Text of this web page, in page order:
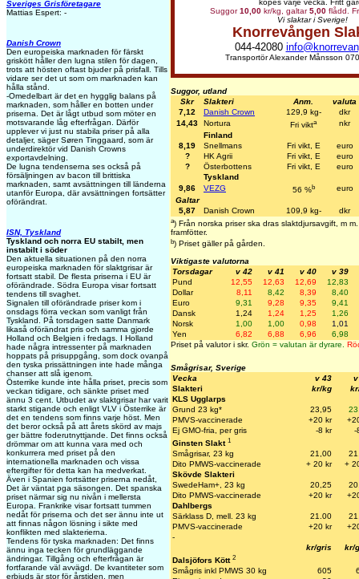
Sveriges Grisföretagare
Mattias Espert: -
Danish Crown
Den europeiska marknaden för färskt
griskött håller den lugna stilen för dagen,
trots att hösten oftast bjuder på prisfall. Tills
vidare ser det ut som om marknaden kan
hålla stånd.
-Omedelbart är det en hygglig balans på
marknaden, som håller en botten under
priserna. Det är lågt utbud som möter en
motsvarande låg efterfrågan. Därför
upplever vi just nu stabila priser på alla
detaljer, säger Søren Tinggaard, som är
underdirektör vid Danish Crowns
exportavdelning.
De lugna tendenserna ses också på
försäljningen av bacon till brittiska
marknaden, samt avsättningen till länderna
utanför Europa, där avsättningen fortsätter
oförändrat.
ISN, Tyskland
Tyskland och norra EU stabilt, men
instabilt i söder
Den aktuella situationen på den norra
europeiska marknaden för slaktgrisar är
fortsatt stabil. De flesta priserna i EU är
oförändrade. Södra Europa visar fortsatt
tendens till svaghet.
Signalen till oförändrade priser kom i
onsdags förra veckan som vanligt från
Tyskland. På torsdagen satte Danmark
likaså oförändrat pris och samma gjorde
Holland och Belgien i fredags. I Holland
hade några intressenter på marknaden
hoppats på prisuppgång, som dock ovanpå
den tyska prissättningen inte hade många
chanser att slå igenom.
Österrike kunde inte hålla priset, precis som
veckan tidigare, och sänkte priset med
ännu 3 cent. Utbudet av slaktgrisar har varit
starkt stigande och enligt VLV i Österrike är
det en tendens som finns varje höst. Men
det beror också på att årets skörd av majs
ger bättre foderutnyttjande. Det finns också
drömmar om att kunna vara med och
konkurrera med priset på den
internationella marknaden och vissa
eftergifter för detta kan ha medverkat.
Även i Spanien fortsätter priserna nedåt,
Det är väntat pga säsongen. Det spanska
priset närmar sig nu nivån i mellersta
Europa. Frankrike visar fortsatt tummen
nedåt för priserna och det ser ännu inte ut
att finnas någon lösning i sikte med
konflikten med slakterierna.
Tendens för tyska marknaden: Det finns
ännu inga tecken för grundläggande
ändringar. Tillgång och efterfrågan är
fortfarande väl avvägd. De kvantiteter som
erbjuds är stor för årstiden, men
köpes varje vecka. Fritt
Suggor10,00 kr/kg, galtar5,00 flådd.
Vi slaktar i Sverige!
Knorrevången
044-42080
Transportör Alexander Månsson
Suggor, utland
Skr
Slakteri Anm.
valuta
7,12
Danish Crown 129,9 kg-
dkr
14,43
Nortura Fri vikta
nkr
Finland
8,19
Snellmans Fri vikt, E
euro
?
HK Agrii Fri vikt, E
euro
?
Österbottens Fri vikt, E
euro
Tyskland
9,86
VEZG 56 %b
euro
Galtar
5,87
Danish Crown 109,9 kg- dkr
a) Från norska priser ska dras slaktdjursavgift, m
framfötter.
b) Priset gäller på gården.
Viktigaste valutorna
Torsdagar
v 42 v 41 v 40
v 39
Pund
12,55 12,63 12,69
12,83
Dollar
8,11 8,42 8,39
8,40
Euro
9,31 9,28 9,35
9,41
Dansk
1,24 1,24 1,25
1,26
Norsk
1,00 1,00 0,98
1,01
Yen
6,82 6,88 6,96
6,98
Priset på valutor i skr. Grön = valutan är dyrare.
Smågrisar, Sverige
Vecka
v 43
v
Slakteri
kr/kg
KLS Ugglarps
Grund 23 kg*
23,95
PMVS-vaccinerade
+20 kr
Ej GMO-fria, per gris
-8 kr
-
Ginsten Slakt 1
Smågrisar, 23 kg 21,00
Dito PMWS-vaccinerade
+ 20 kr
+
Skövde Slakteri
SwedeHam+, 23 kg
20,25
Dito PMWS-vaccinerade
+20 kr
Dahlbergs
Särklass D, mell. 23 kg
21.00
PMVS-vaccinerade
+20 kr
-
kr/gris
kr/
Dalsjöfors Kött 2
Smågris inkl PMWS 30 kg 605